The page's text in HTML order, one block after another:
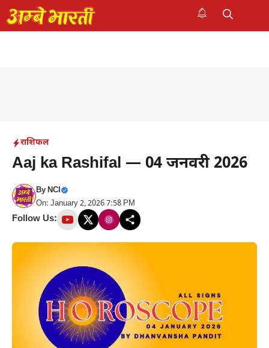
Skip
to
राशिफल
Aaj ka Rashifal — 04 जनवरी 2026
ByNCI
On: January 2, 2026 7:58 PM
Follow Us: